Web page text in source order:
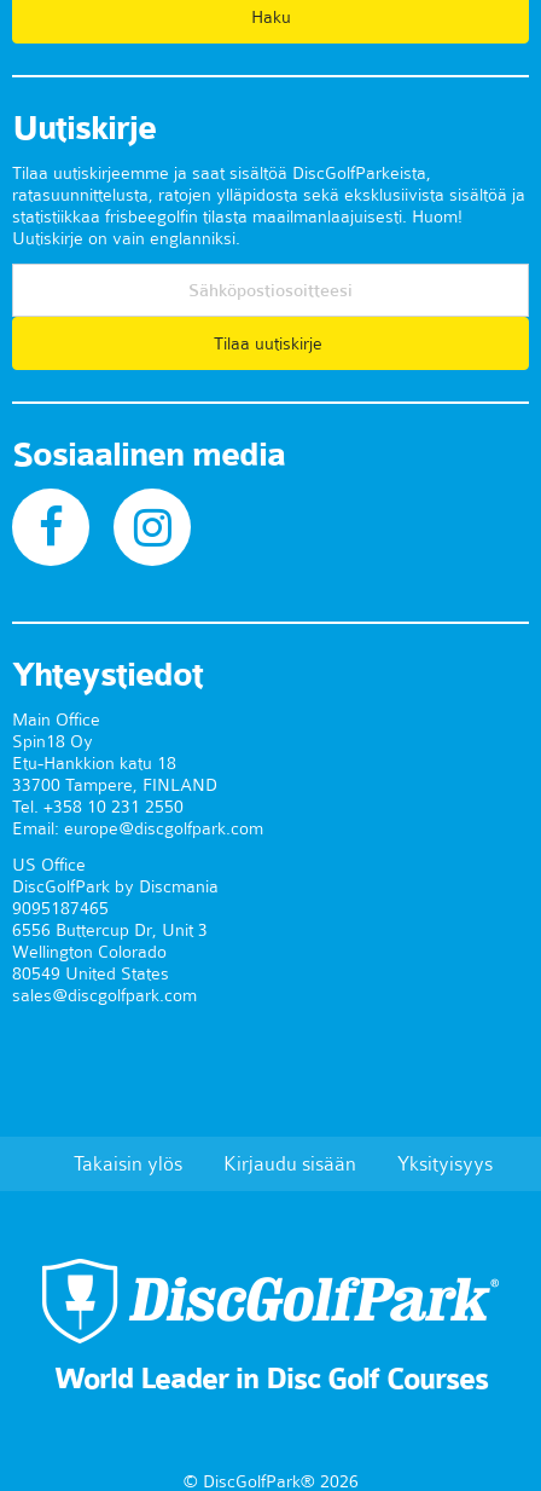
Uutiskirje
Tilaa uutiskirjeemme ja saat sisältöä DiscGolfParkeista,
ratasuunnittelusta, ratojen ylläpidosta sekä eksklusiivista sisältöä ja
statistiikkaa frisbeegolfin tilasta maailmanlaajuisesti. Huom!
Uutiskirje on vain englanniksi.
Tilaa uutiskirje
Sosiaalinen media
Yhteystiedot
Main Office
Spin18 Oy
Etu-Hankkion katu 18
33700 Tampere, FINLAND
Tel. +358 10 231 2550
Email: europe@discgolfpark.com
US Office
DiscGolfPark by Discmania
9095187465
6556 Buttercup Dr, Unit 3
Wellington Colorado
80549 United States
sales@discgolfpark.com
Takaisin ylös Kirjaudu sisään Yksityisyys
World Leader in Disc Golf Courses
© DiscGolfPark® 2026